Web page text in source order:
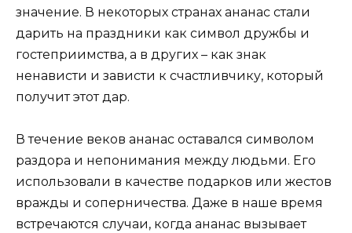
значение. В некоторых странах ананас стали
дарить на праздники как символ дружбы и
гостеприимства, а в других – как знак
ненависти и зависти к счастливчику, который
получит этот дар.
В течение веков ананас оставался символом
раздора и непонимания между людьми. Его
использовали в качестве подарков или жестов
вражды и соперничества. Даже в наше время
встречаются случаи, когда ананас вызывает